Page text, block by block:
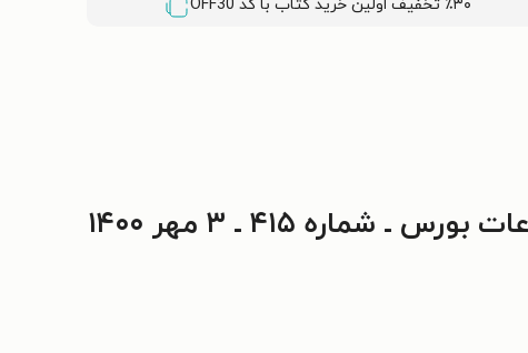
٪۳۰ تخفیف اولین خرید کتاب با کد OFF30
شماره ۴۱۵ ـ ۳ مهر ۱۴۰۰